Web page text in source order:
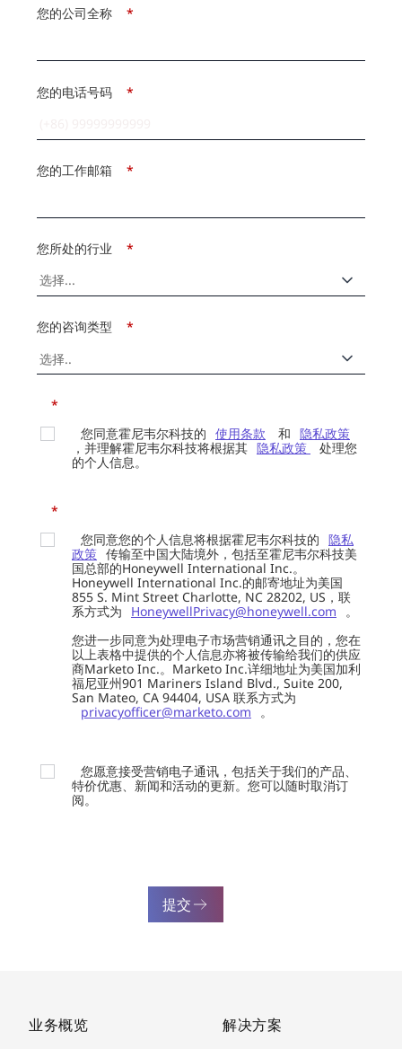
*
您的公司全称
*
您的电话号码
*
您的工作邮箱
*
您所处的行业
*
您的咨询类型
*
您同意霍尼韦尔科技的 使用条款 和 隐私政策
，并理解霍尼韦尔科技将根据其 隐私政策
处理您
的个人信息。
*
您同意您的个人信息将根据霍尼韦尔科技的 隐私
政策 传输至中国大陆境外，包括至霍尼韦尔科技美
国总部的Honeywell International Inc.。
Honeywell International Inc.的邮寄地址为美国
855 S. Mint Street Charlotte, NC 28202, US，联
系方式为
HoneywellPrivacy@honeywell.com
。
您进一步同意为处理电子市场营销通讯之目的，您在
以上表格中提供的个人信息亦将被传输给我们的供应
商Marketo Inc.。Marketo Inc.详细地址为美国加利
福尼亚州901 Mariners Island Blvd., Suite 200,
San Mateo, CA 94404, USA 联系方式为
privacyofficer@marketo.com
。
您愿意接受营销电子通讯，包括关于我们的产品、
特价优惠、新闻和活动的更新。您可以随时取消订
阅。
提交
业务概览
解决方案